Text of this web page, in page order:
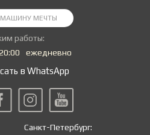
работы:
ежедневно
в WhatsApp
Санкт-Петербург: